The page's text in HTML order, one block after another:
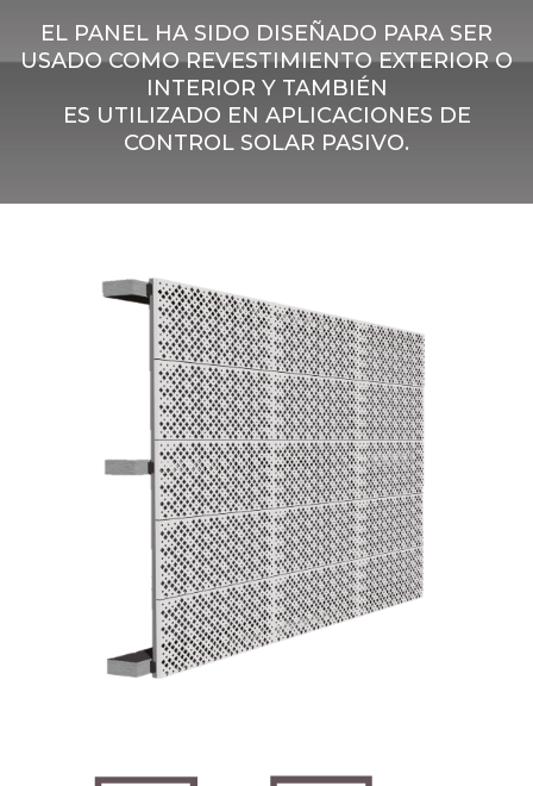
EL PANEL HA SIDO DISEÑADO PARA SER
USADO COMO REVESTIMIENTO EXTERIOR O
INTERIOR Y TAMBIÉN
ES UTILIZADO EN APLICACIONES DE
CONTROL SOLAR PASIVO.